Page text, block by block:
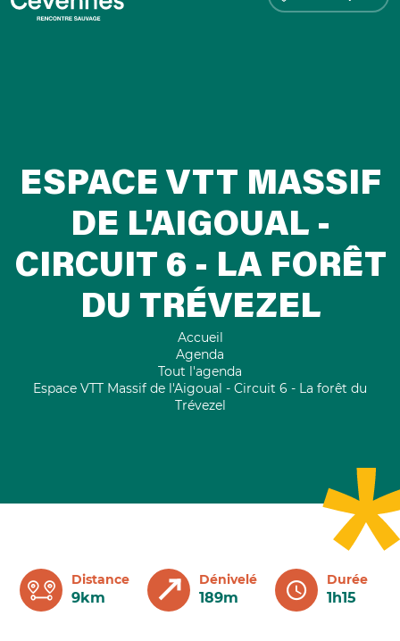
ESPACE VTT MASSIF
DE L'AIGOUAL -
CIRCUIT 6 - LA FORÊT
DU TRÉVEZEL
Accueil
Agenda
Tout l'agenda
Espace VTT Massif de l'Aigoual - Circuit 6 - La forêt du
Trévezel
Distance
9km
Dénivelé
189m
Durée
1h15